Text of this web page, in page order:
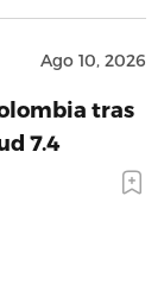
Ago 10, 2026
tras
7.4